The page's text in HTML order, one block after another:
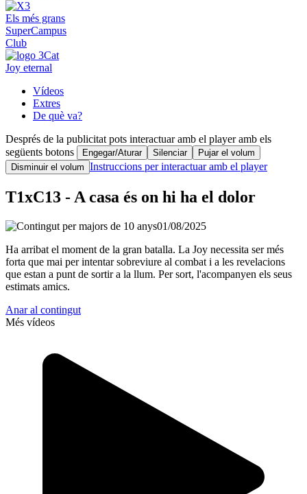
Els més grans
SuperCampus
Club
Joy eternal
Vídeos
Extres
De què va?
Després de la publicitat pots interactuar amb el player amb els
següents botons
Engegar/Aturar Silenciar
Pujar el volum
Disminuir el volum Instruccions per interactuar amb el player
T1xC13 - A casa és on hi ha el dolor
01/08/2025
Ha arribat el moment de la gran batalla. La Joy necessita ser més
forta que mai per intentar sobreviure al combat i a les revelacions
que estan a punt de sortir a la llum. Per sort, l'acompanyen els seus
estimats amics.
Anar al contingut
Més vídeos